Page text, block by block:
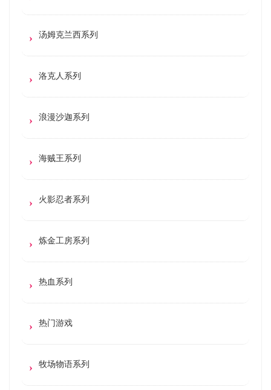
汤姆克兰西系列
洛克人系列
浪漫沙迦系列
海贼王系列
火影忍者系列
炼金工房系列
热血系列
热门游戏
牧场物语系列